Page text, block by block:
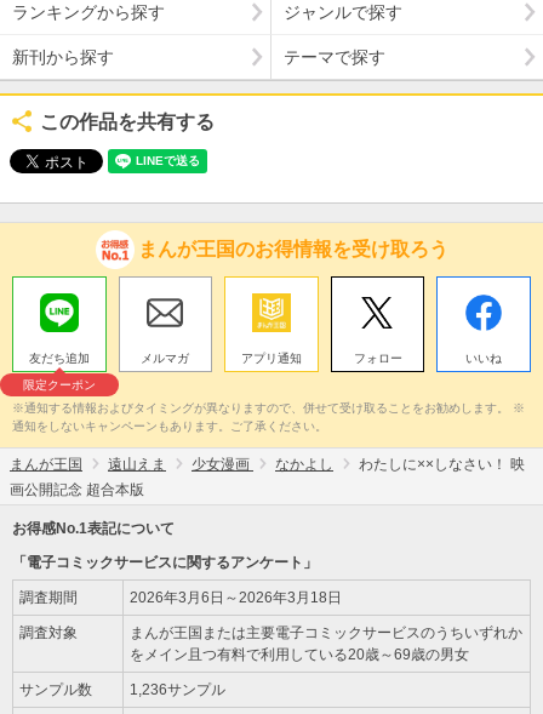
ランキングから探す ジャンルで探す
新刊から探す テーマで探す
この作品を共有する
まんが王国のお得情報を受け取ろう
友だち追加
限定クーポン
メルマガ アプリ通知 フォロー いいね
※通知する情報およびタイミングが異なりますので、併せて受け取ることをお勧めします。 ※
通知をしないキャンペーンもあります。ご了承ください。
まんが王国 遠山えま 少女漫画 なかよし
わたしに××しなさい！ 映
画公開記念 超合本版
お得感No.1表記について
「電子コミックサービスに関するアンケート」
調査期間 2026年3月6日～2026年3月18日
調査対象
まんが王国または主要電子コミックサービスのうちいずれか
をメイン且つ有料で利用している20歳～69歳の男女
サンプル数 1,236サンプル